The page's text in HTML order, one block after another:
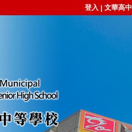
登入 | 文華高中